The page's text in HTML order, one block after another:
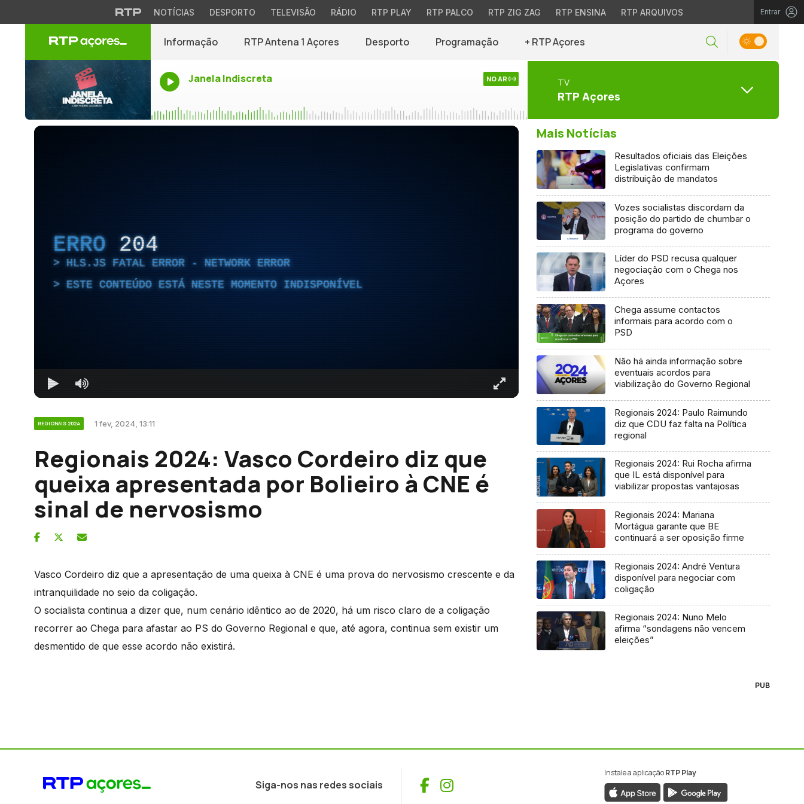
NOTÍCIAS DESPORTO TELEVISÃO RÁDIO RTP PLAY RTP PALCO RTP ZIG ZAG RTP ENSINA RTP ARQUIVOS Entrar
Informação RTP Antena 1 Açores Desporto Programação + RTP Açores
Janela Indiscreta NO AR TV
RTP Açores
ERRO 204
HLS.JS FATAL ERROR - NETWORK ERROR
ESTE CONTEÚDO ESTÁ NESTE MOMENTO INDISPONÍVEL
REGIONAIS 2024 1 fev, 2024, 13:11
Regionais 2024: Vasco Cordeiro diz que
queixa apresentada por Bolieiro à CNE é
sinal de nervosismo
Vasco Cordeiro diz que a apresentação de uma queixa à CNE é uma prova do nervosismo crescente e da
intranquilidade no seio da coligação.
O socialista continua a dizer que, num cenário idêntico ao de 2020, há um risco claro de a coligação
recorrer ao Chega para afastar ao PS do Governo Regional e que, até agora, continua sem existir um
desmentido de que esse acordo não existirá.
Mais Notícias
Resultados oficiais das Eleições
Legislativas confirmam
distribuição de mandatos
Vozes socialistas discordam da
posição do partido de chumbar o
programa do governo
Líder do PSD recusa qualquer
negociação com o Chega nos
Açores
Chega assume contactos
informais para acordo com o
PSD
Não há ainda informação sobre
eventuais acordos para
viabilização do Governo Regional
Regionais 2024: Paulo Raimundo
diz que CDU faz falta na Política
regional
Regionais 2024: Rui Rocha afirma
que IL está disponível para
viabilizar propostas vantajosas
Regionais 2024: Mariana
Mortágua garante que BE
continuará a ser oposição firme
Regionais 2024: André Ventura
disponível para negociar com
coligação
Regionais 2024: Nuno Melo
afirma “sondagens não vencem
eleições”
PUB
Siga-nos nas redes sociais Facebook
Instagram
Instale a aplicaçãoRTP Play